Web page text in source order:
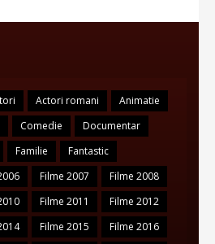
Actori romani
Animatie
Comedie
Documentar
Familie
Fantastic
Filme 2007
Filme 2008
Filme 2011
Filme 2012
Filme 2015
Filme 2016